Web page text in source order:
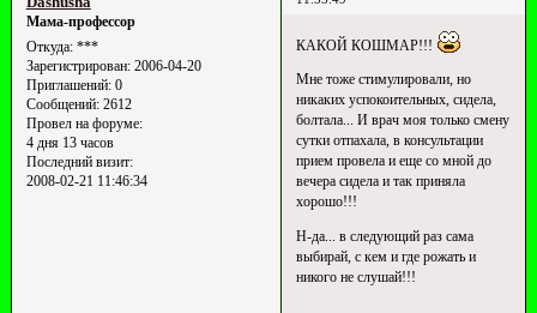
Мама-профессор
Откуда:***
Зарегистрирован: 2006-04-20
Приглашений:0
Сообщений:2612
Провел на форуме:
4 дня 13 часов
Последний визит:
2008-02-21 11:46:34
КАКОЙ КОШМАР!!!
Мне тоже стимулировали, но
никаких успокоительных, сидела,
болтала... И врач моя только смену
сутки отпахала, в консультации
прием провела и еще со мной до
вечера сидела и так приняла
хорошо!!!
Н-да... в следующий раз сама
выбирай, с кем и где рожать и
никого не слушай!!!